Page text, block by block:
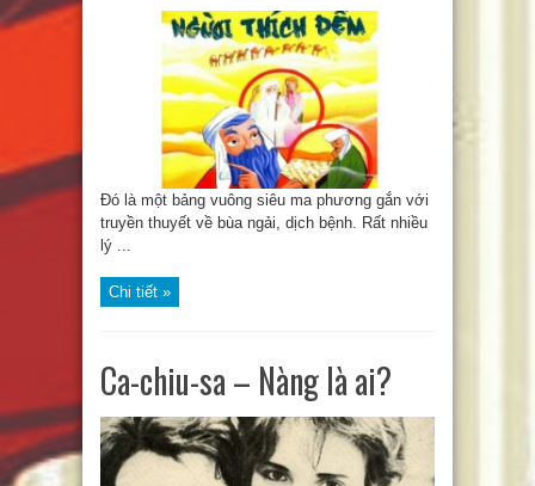
Đó là một bảng vuông siêu ma phương gắn với
truyền thuyết về bùa ngải, dịch bệnh. Rất nhiều
lý ...
Chi tiết »
Ca-chiu-sa – Nàng là ai?